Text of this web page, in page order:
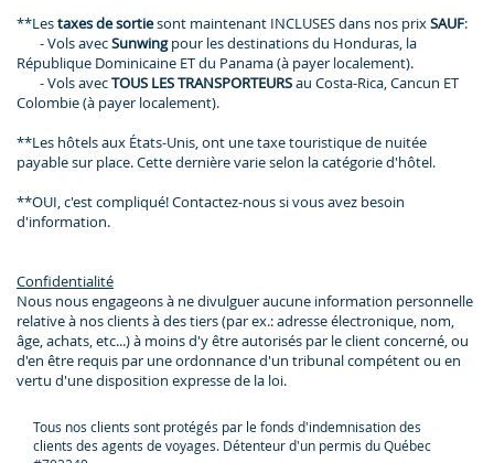
**Lestaxes de sortiesont maintenant INCLUSES dans nos prixSAUF:
- Vols avecSunwingpour les destinations du Honduras, la
République Dominicaine ET du Panama (à payer localement).
- Vols avecTOUS LES TRANSPORTEURSau Costa-Rica, Cancun ET
Colombie (à payer localement).
**Les hôtels aux États-Unis, ont une taxe touristique de nuitée
payable sur place. Cette dernière varie selon la catégorie d'hôtel.
**OUI, c'est compliqué! Contactez-nous si vous avez besoin
d'information.
Confidentialité
Nous nous engageons à ne divulguer aucune information personnelle
relative à nos clients à des tiers (par ex.: adresse électronique, nom,
âge, achats, etc...) à moins d'y être autorisés par le client concerné, ou
d'en être requis par une ordonnance d'un tribunal compétent ou en
vertu d'une disposition expresse de la loi.
Tous nos clients sont protégés par le fonds d'indemnisation des
clients des agents de voyages. Détenteur d'un permis du Québec